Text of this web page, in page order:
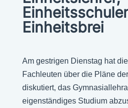
Einheitsbrei
Am gestrigen Dienstag hat
Fachleuten über die Pläne
diskutiert, das
eigenständiges Studium